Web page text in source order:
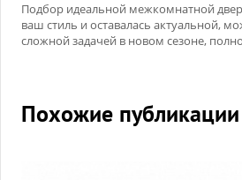
Подбор идеальной межкомнатной
ваш стиль и оставалась актуальной,
сложной задачей в новом сезоне,
Похожие публикации